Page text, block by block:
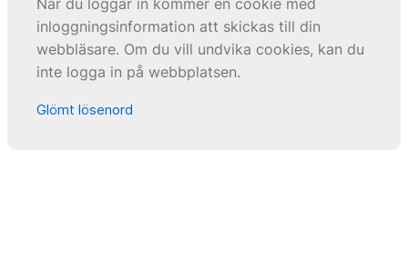
När du loggar in kommer en cookie med
inloggningsinformation att skickas till din
webbläsare. Om du vill undvika cookies, kan du
inte logga in på webbplatsen.
Glömt lösenord